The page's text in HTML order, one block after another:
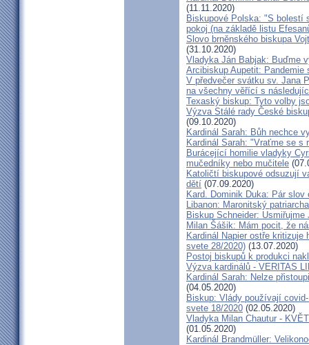
(11.11.2020)
Biskupové Polska: "S bolestí
pokoj (na základě listu
Slovo brněnského biskupa
(31.10.2020)
Vladyka Ján Babjak: Buďme
Arcibiskup Aupetit: Pandemie
V předvečer svátku sv. Jana
na všechny věřící s
Texaský biskup: Tyto volby
Výzva Stálé rady České
(09.10.2020)
Kardinál Sarah: Bůh nechce
Kardinál Sarah: "Vraťme se s
Burácející homilie vladyky
mučedníky nebo mučitele
Katoličtí biskupové odsuzují
dětí (07.09.2020)
Kard. Dominik Duka: Pár slov
Libanon: Maronitský
Biskup Schneider:
Milan Šášik: Mám pocit, že
Kardinál Napier ostře
svete 28/2020) (13.07.2020)
Postoj biskupů k produkci
Výzva kardinálů - VERITAS
Kardinál Sarah: Nelze
(04.05.2020)
Biskup: Vlády používají
svete 18/2020 (02.05.2020)
Vladyka Milan Chautur -
(01.05.2020)
Kardinál Brandmüller: